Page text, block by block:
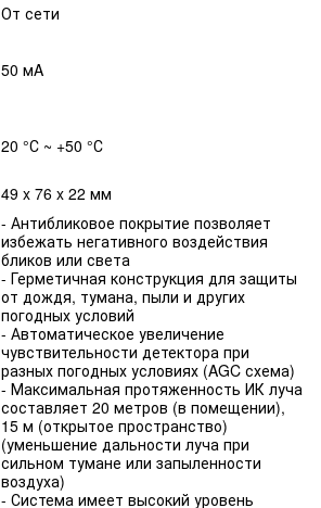
От сети
50 мA
20 °С ~ +50 °С
49 x 76 x 22 мм
- Антибликовое покрытие позволяет
избежать негативного воздействия
бликов или света
- Герметичная конструкция для защиты
от дождя, тумана, пыли и других
погодных условий
- Автоматическое увеличение
чувствительности детектора при
разных погодных условиях (AGC схема)
- Максимальная протяженность ИК луча
составляет 20 метров (в помещении),
15 м (открытое пространство)
(уменьшение дальности луча при
сильном тумане или запыленности
воздуха)
- Система имеет высокий уровень